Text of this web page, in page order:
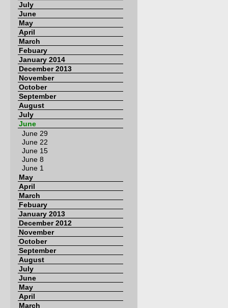
July
June
May
April
March
Febuary
January 2014
December 2013
November
October
September
August
July
June
June 29
June 22
June 15
June 8
June 1
May
April
March
Febuary
January 2013
December 2012
November
October
September
August
July
June
May
April
March